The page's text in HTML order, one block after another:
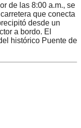
de las 8:00 a.m., se
que conecta
desde un
a bordo. El
histórico Puente de